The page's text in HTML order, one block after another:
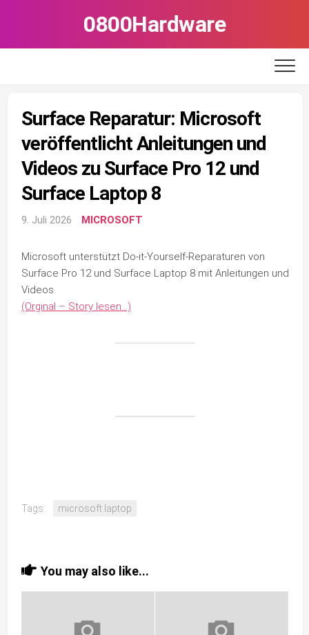
0800Hardware
Surface Reparatur: Microsoft
veröffentlicht Anleitungen und
Videos zu Surface Pro 12 und
Surface Laptop 8
9. Juli 2026 MICROSOFT
Microsoft unterstützt Do-it-Yourself-Reparaturen von
Surface Pro 12 und Surface Laptop 8 mit Anleitungen und
Videos.
(Orginal – Story lesen…)
Tags: microsoft laptop
You may also like...